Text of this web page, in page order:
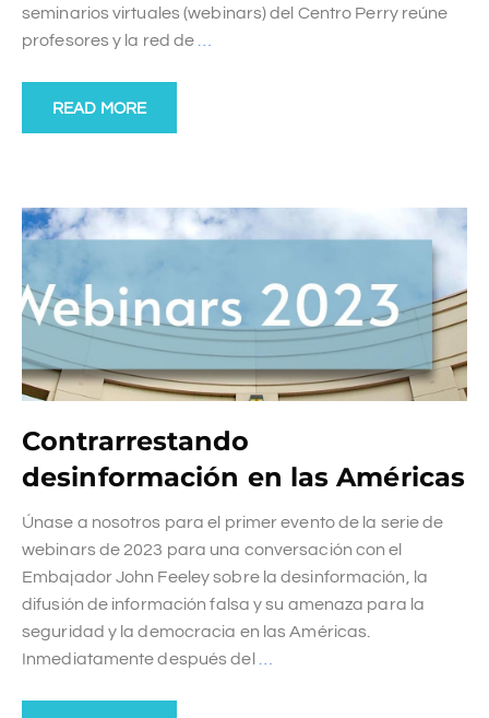
seminarios virtuales (webinars) del Centro Perry reúne
profesores y la red de …
READ MORE
Contrarrestando
desinformación en las Américas
Únase a nosotros para el primer evento de la serie de
webinars de 2023 para una conversación con el
Embajador John Feeley sobre la desinformación, la
difusión de información falsa y su amenaza para la
seguridad y la democracia en las Américas.
Inmediatamente después del …